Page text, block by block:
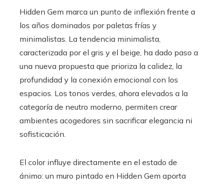
Hidden Gem marca un punto de inflexión frente a
los años dominados por paletas frías y
minimalistas. La tendencia minimalista,
caracterizada por el gris y el beige, ha dado paso a
una nueva propuesta que prioriza la calidez, la
profundidad y la conexión emocional con los
espacios. Los tonos verdes, ahora elevados a la
categoría de neutro moderno, permiten crear
ambientes acogedores sin sacrificar elegancia ni
sofisticación.
El color influye directamente en el estado de
ánimo: un muro pintado en Hidden Gem aporta